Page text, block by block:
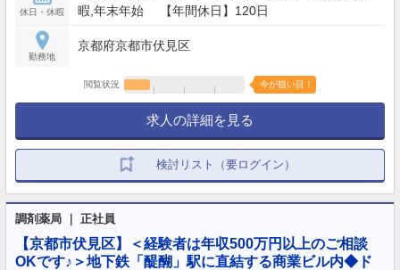
休日・休暇
暇,年末年始 【年間休日】120日
勤務地
京都府京都市伏見区
閲覧状況 今が狙い目！
求人の詳細を見る
検討リスト（要ログイン）
調剤薬局 ｜ 正社員
【京都市伏見区】＜経験者は年収500万円以上のご相談
OKです♪＞地下鉄「醍醐」駅に直結する商業ビル内◆ド